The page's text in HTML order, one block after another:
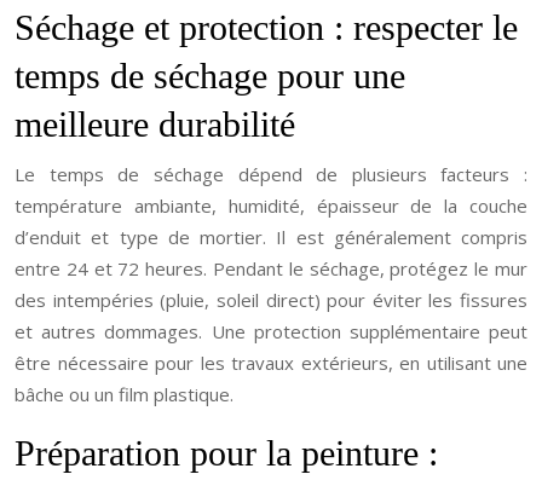
Séchage et protection : respecter le
temps de séchage pour une
meilleure durabilité
Le temps de séchage dépend de plusieurs facteurs :
température ambiante, humidité, épaisseur de la couche
d’enduit et type de mortier. Il est généralement compris
entre 24 et 72 heures. Pendant le séchage, protégez le mur
des intempéries (pluie, soleil direct) pour éviter les fissures
et autres dommages. Une protection supplémentaire peut
être nécessaire pour les travaux extérieurs, en utilisant une
bâche ou un film plastique.
Préparation pour la peinture :